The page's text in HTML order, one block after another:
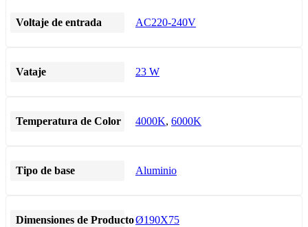
Voltaje de entrada AC220-240V
Vataje 23 W
Temperatura de Color 4000K, 6000K
Tipo de base Aluminio
Dimensiones de ProductoØ190X75